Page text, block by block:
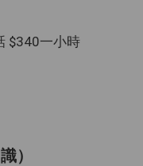
$340一小時
）